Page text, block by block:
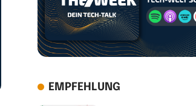
EMPFEHLUNG